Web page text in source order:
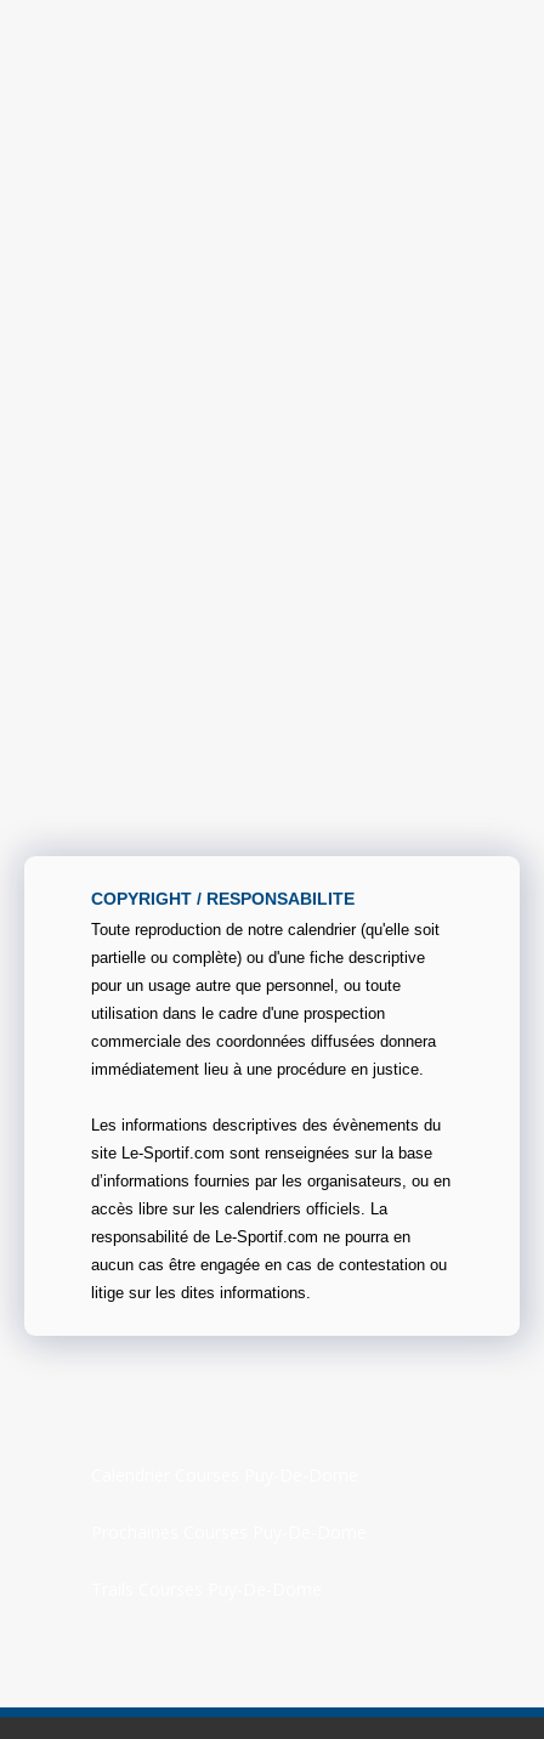
COPYRIGHT / RESPONSABILITE
Toute reproduction de notre calendrier (qu'elle soit
partielle ou complète) ou d'une fiche descriptive
pour un usage autre que personnel, ou toute
utilisation dans le cadre d'une prospection
commerciale des coordonnées diffusées donnera
immédiatement lieu à une procédure en justice.
Les informations descriptives des évènements du
site Le-Sportif.com sont renseignées sur la base
d’informations fournies par les organisateurs, ou en
accès libre sur les calendriers officiels. La
responsabilité de Le-Sportif.com ne pourra en
aucun cas être engagée en cas de contestation ou
litige sur les dites informations.